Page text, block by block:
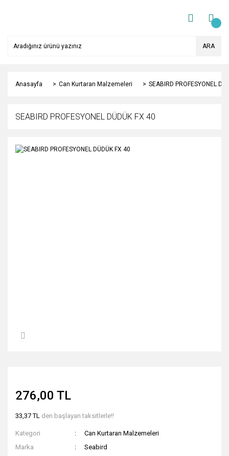
ARA
Anasayfa Can Kurtaran Malzemeleri SEABIRD PROFESYONEL
SEABIRD PROFESYONEL DÜDÜK FX 40
276,00 TL
33,37 TL den başlayan taksitlerle!!
Kategori
Can Kurtaran Malzemeleri
Marka
Seabird